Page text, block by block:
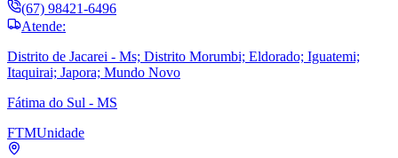
(67) 98421-6496
Atende:
Distrito de Jacarei - Ms; Distrito Morumbi; Eldorado; Iguatemi;
Itaquirai; Japora; Mundo Novo
Fátima do Sul - MS
FTMUnidade